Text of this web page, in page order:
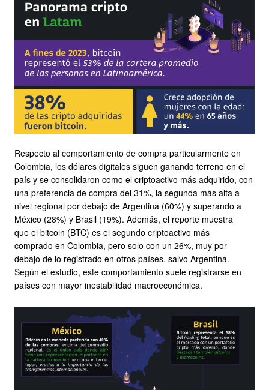
Respecto al comportamiento de compra particularmente en
Colombia, los dólares digitales siguen ganando terreno en el
país y se consolidaron como el criptoactivo más adquirido, con
una preferencia de compra del 31%, la segunda más alta a
nivel regional por debajo de Argentina (60%) y superando a
México (28%) y Brasil (19%). Además, el reporte muestra
que el bitcoin (BTC) es el segundo criptoactivo más
comprado en Colombia, pero solo con un 26%, muy por
debajo de lo registrado en otros países, salvo Argentina.
Según el estudio, este comportamiento suele registrarse en
países con mayor inestabilidad macroeconómica.